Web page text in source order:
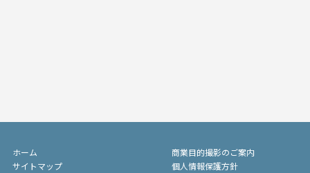
ホーム
サイトマップ
商業目的撮影のご案内
個人情報保護方針